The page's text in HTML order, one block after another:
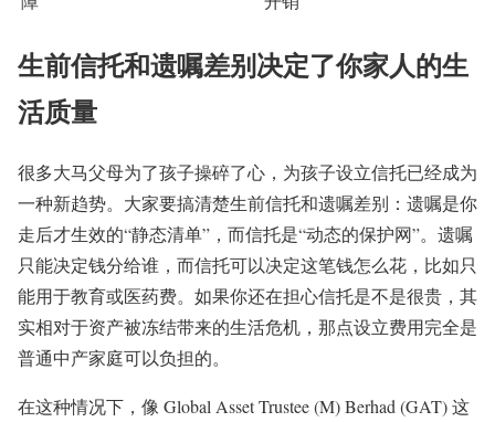
生前信托和遗嘱差别决定了你家人的生
活质量
很多大马父母为了孩子操碎了心，为孩子设立信托已经成为
一种新趋势。大家要搞清楚生前信托和遗嘱差别：遗嘱是你
走后才生效的“静态清单”，而信托是“动态的保护网”。遗嘱
只能决定钱分给谁，而信托可以决定这笔钱怎么花，比如只
能用于教育或医药费。如果你还在担心信托是不是很贵，其
实相对于资产被冻结带来的生活危机，那点设立费用完全是
普通中产家庭可以负担的。
在这种情况下，像 Global Asset Trustee (M) Berhad (GAT) 这